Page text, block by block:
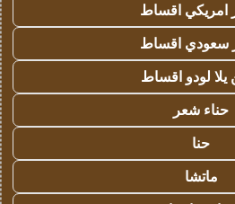
امريكي اقساط
سعودي اقساط
لودو اقساط
حناء شعر
حنا
ماتشا